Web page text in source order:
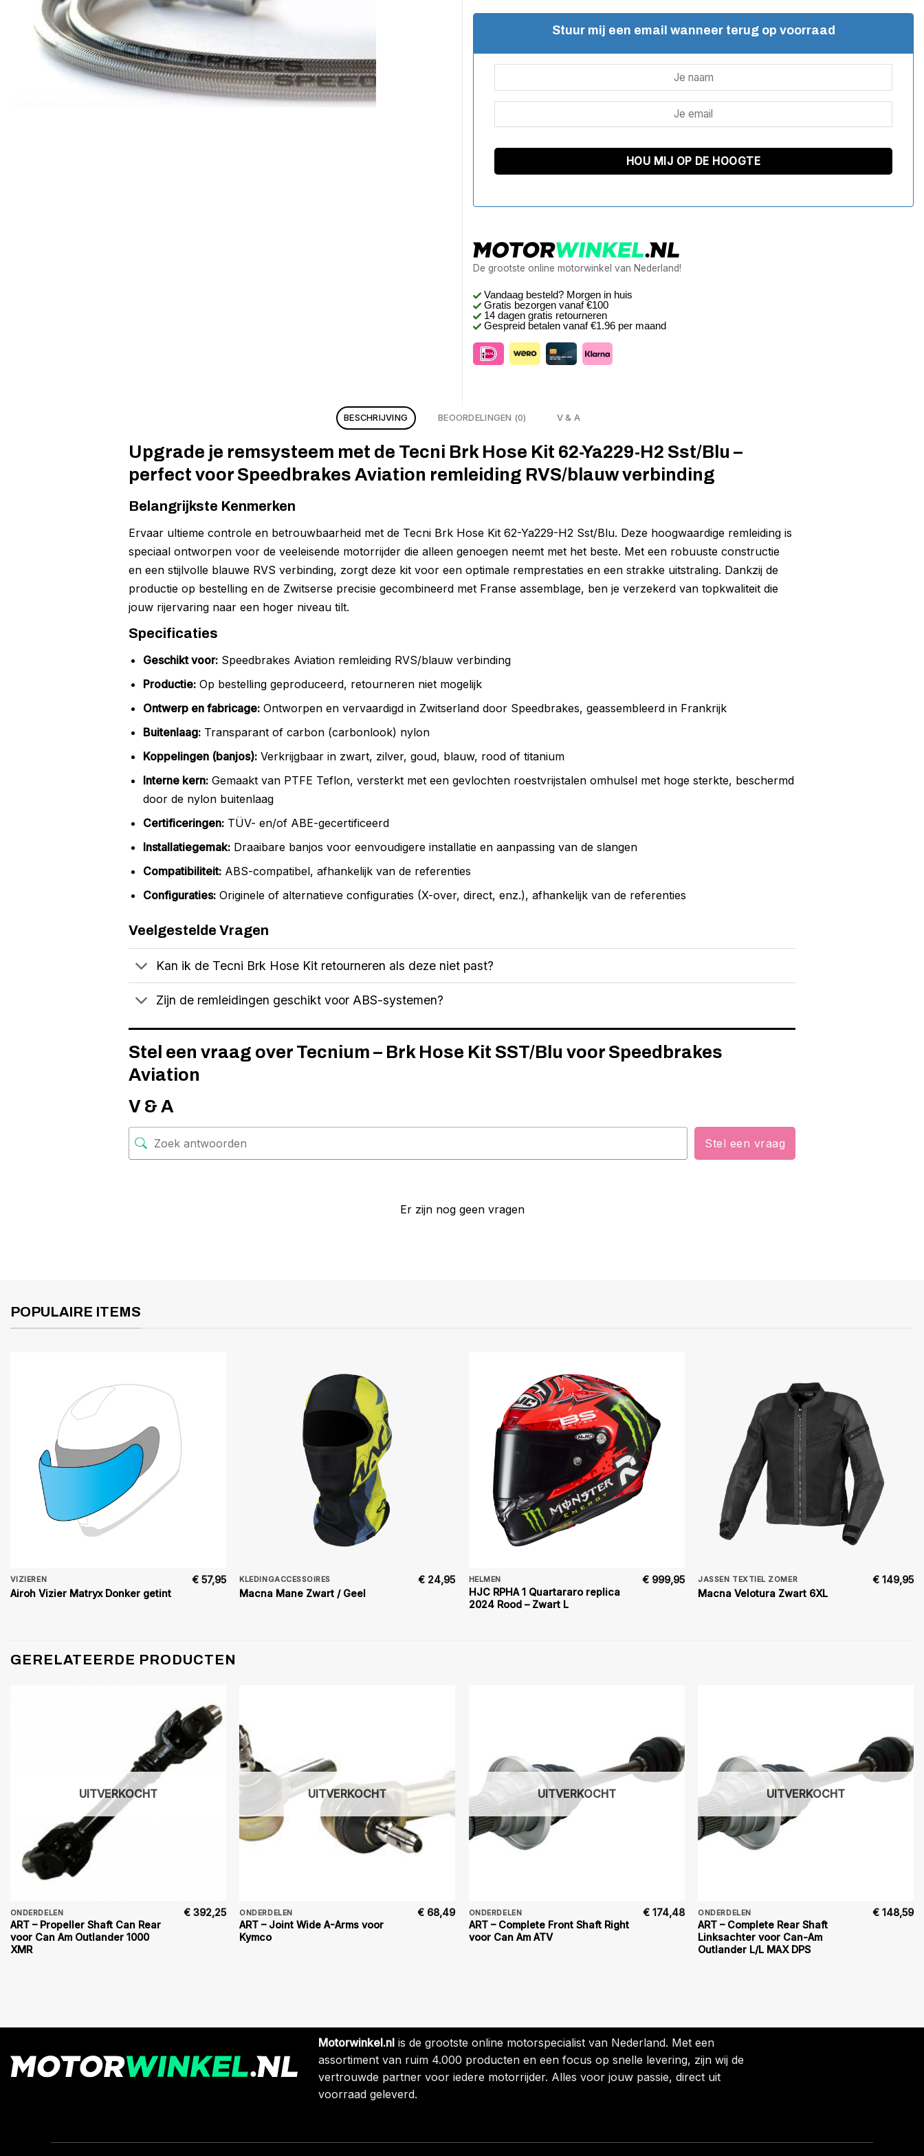
Stuur mij een email wanneer terug op voorraad
De grootste online motorwinkel van Nederland!
Vandaag besteld? Morgen in huis
Gratis bezorgen vanaf €100
14 dagen gratis retourneren
Gespreid betalen vanaf €1.96 per maand
BESCHRIJVING BEOORDELINGEN (0) V & A
Upgrade je remsysteem met de Tecni Brk Hose Kit 62-Ya229-H2 Sst/Blu –
perfect voor Speedbrakes Aviation remleiding RVS/blauw verbinding
Belangrijkste Kenmerken
Ervaar ultieme controle en betrouwbaarheid met de Tecni Brk Hose Kit 62-Ya229-H2 Sst/Blu. Deze hoogwaardige remleiding is
speciaal ontworpen voor de veeleisende motorrijder die alleen genoegen neemt met het beste. Met een robuuste constructie
en een stijlvolle blauwe RVS verbinding, zorgt deze kit voor een optimale remprestaties en een strakke uitstraling. Dankzij de
productie op bestelling en de Zwitserse precisie gecombineerd met Franse assemblage, ben je verzekerd van topkwaliteit die
jouw rijervaring naar een hoger niveau tilt.
Specificaties
Geschikt voor:Speedbrakes Aviation remleiding RVS/blauw verbinding
Productie:Op bestelling geproduceerd, retourneren niet mogelijk
Ontwerp en fabricage:Ontworpen en vervaardigd in Zwitserland door Speedbrakes, geassembleerd in Frankrijk
Buitenlaag:Transparant of carbon (carbonlook) nylon
Koppelingen (banjos):Verkrijgbaar in zwart, zilver, goud, blauw, rood of titanium
Interne kern:Gemaakt van PTFE Teflon, versterkt met een gevlochten roestvrijstalen omhulsel met hoge sterkte, beschermd
door de nylon buitenlaag
Certificeringen:TÜV- en/of ABE-gecertificeerd
Installatiegemak:Draaibare banjos voor eenvoudigere installatie en aanpassing van de slangen
Compatibiliteit:ABS-compatibel, afhankelijk van de referenties
Configuraties:Originele of alternatieve configuraties (X-over, direct, enz.), afhankelijk van de referenties
Veelgestelde Vragen
Kan ik de Tecni Brk Hose Kit retourneren als deze niet past?
Zijn de remleidingen geschikt voor ABS-systemen?
Stel een vraag over Tecnium – Brk Hose Kit SST/Blu voor Speedbrakes
Aviation
V & A
Stel een vraag
Er zijn nog geen vragen
POPULAIRE ITEMS
VIZIEREN
Airoh Vizier Matryx Donker getint
€57,95 KLEDINGACCESSOIRES
Macna Mane Zwart / Geel
€ 24,95 HELMEN
HJC RPHA 1 Quartararo replica
2024 Rood – Zwart L
€999,95 JASSEN TEXTIEL ZOMER
Macna Velotura Zwart 6XL
€ 149,95
GERELATEERDE PRODUCTEN
UITVERKOCHT
ONDERDELEN
ART – Propeller Shaft Can Rear
voor Can Am Outlander 1000
XMR
€392,25
UITVERKOCHT
ONDERDELEN
ART – Joint Wide A-Arms voor
Kymco
€ 68,49
UITVERKOCHT
ONDERDELEN
ART – Complete Front Shaft Right
voor Can Am ATV
€174,48
UITVERKOCHT
ONDERDELEN
ART – Complete Rear Shaft
Linksachter voor Can-Am
Outlander L/L MAX DPS
€ 148,59
Motorwinkel.nl is de grootste online motorspecialist van Nederland. Met een
assortiment van ruim 4.000 producten en een focus op snelle levering, zijn wij de
vertrouwde partner voor iedere motorrijder. Alles voor jouw passie, direct uit
voorraad geleverd.